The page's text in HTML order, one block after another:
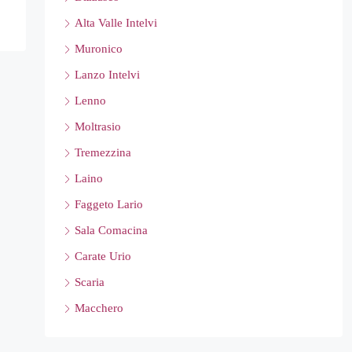
Alta Valle Intelvi
Muronico
Lanzo Intelvi
Lenno
Moltrasio
Tremezzina
Laino
Faggeto Lario
Sala Comacina
Carate Urio
Scaria
Macchero